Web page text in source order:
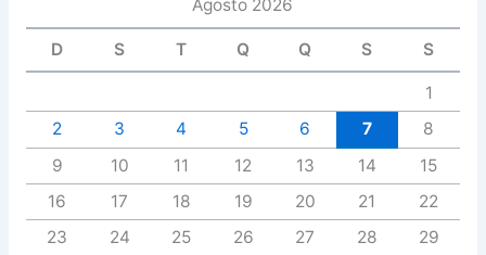
Agosto 2026
D S T Q Q S S
1
2
3 4 5 6 7
8
9
10 11 12 13 14
15
16
17 18 19 20 21
22
23
24 25 26 27 28
29